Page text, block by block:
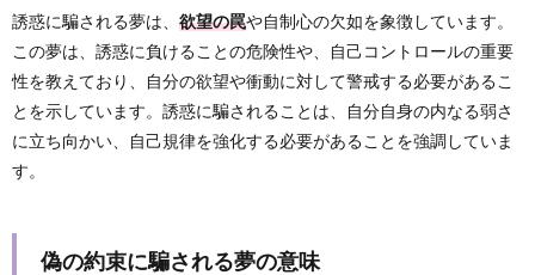
誘惑に騙される夢は、 欲望の罠や自制心の欠如を象徴しています。
この夢は、誘惑に負けることの危険性や、自己コントロールの重要
性を教えており、自分の欲望や衝動に対して警戒する必要があるこ
とを示しています。誘惑に騙されることは、自分自身の内なる弱さ
に立ち向かい、自己規律を強化する必要があることを強調していま
す。
偽の約束に騙される夢の意味